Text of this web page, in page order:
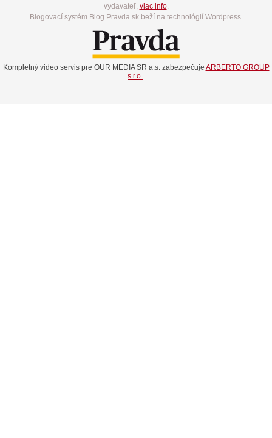
vydavateľ, viac info.
Blogovací systém Blog.Pravda.sk beží na technológií Wordpress.
Kompletný video servis pre OUR MEDIA SR a.s. zabezpečuje ARBERTO GROUP
s.r.o.